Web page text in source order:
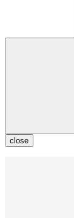
close